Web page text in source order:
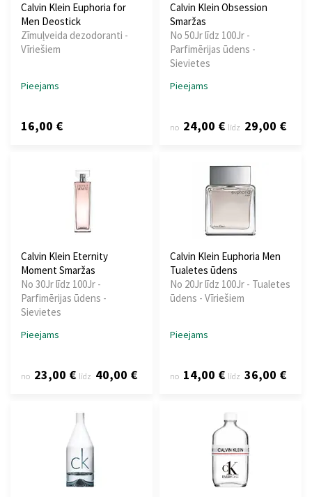
Calvin Klein Euphoria for
Men Deostick
Zīmuļveida dezodoranti -
Vīriešiem
Pieejams
16,00 €
Calvin Klein Obsession
Smaržas
No 50Jr līdz 100Jr -
Parfimērijas ūdens -
Sievietes
Pieejams
no 24,00 € līdz 29,00 €
Calvin Klein Eternity
Moment Smaržas
No 30Jr līdz 100Jr -
Parfimērijas ūdens -
Sievietes
Pieejams
no 23,00 € līdz 40,00 €
Calvin Klein Euphoria Men
Tualetes ūdens
No 20Jr līdz 100Jr - Tualetes
ūdens - Vīriešiem
Pieejams
no 14,00 € līdz 36,00 €